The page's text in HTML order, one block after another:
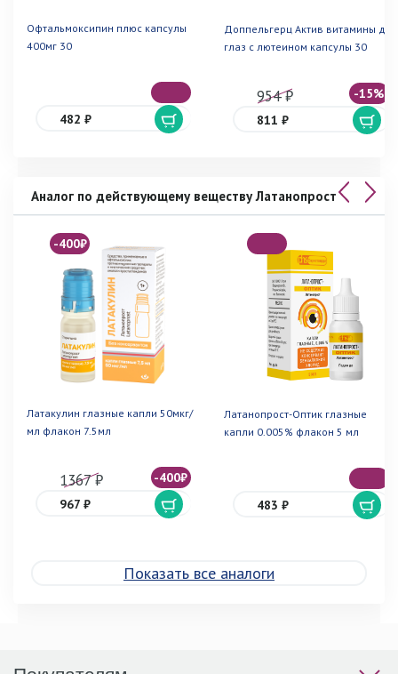
Офтальмоксипин плюс капсулы
400мг 30
482 ₽
Доппельгерц Актив витамины для
глаз с лютеином капсулы 30
-15%
954 ₽
811 ₽
Аналог по действующему веществу Латанопрост
-400₽
Латакулин глазные капли 50мкг/
мл флакон 7.5мл
-400₽
1367 ₽
967 ₽
Латанопрост-Оптик глазные
капли 0.005% флакон 5 мл
483 ₽
Показать все аналоги